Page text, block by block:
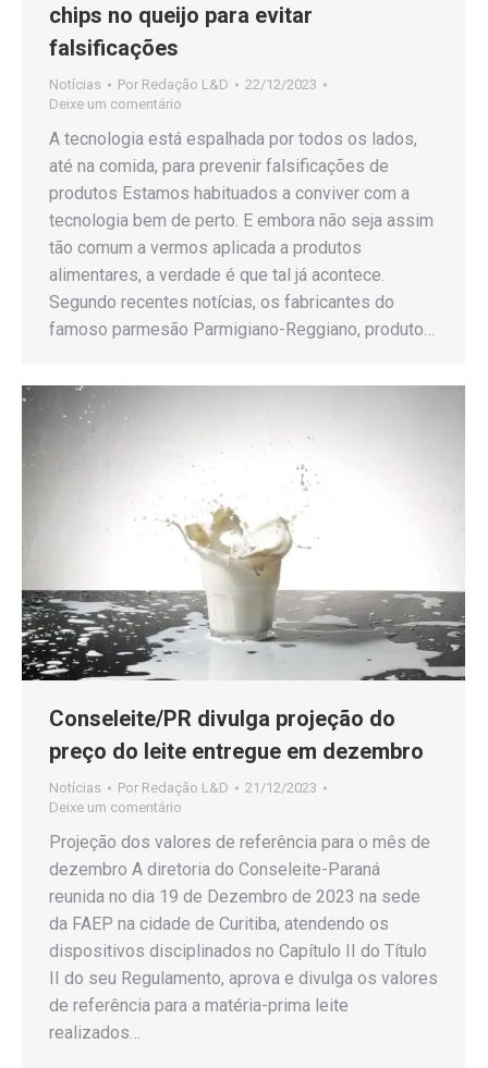
chips no queijo para evitar
falsificações
Notícias Por Redação L&D
22/12/2023
Deixe um comentário
A tecnologia está espalhada por todos os lados,
até na comida, para prevenir falsificações de
produtos Estamos habituados a conviver com a
tecnologia bem de perto. E embora não seja assim
tão comum a vermos aplicada a produtos
alimentares, a verdade é que tal já acontece.
Segundo recentes notícias, os fabricantes do
famoso parmesão Parmigiano-Reggiano, produto…
Conseleite/PR divulga projeção do
preço do leite entregue em dezembro
Notícias Por Redação L&D
21/12/2023
Deixe um comentário
Projeção dos valores de referência para o mês de
dezembro A diretoria do Conseleite-Paraná
reunida no dia 19 de Dezembro de 2023 na sede
da FAEP na cidade de Curitiba, atendendo os
dispositivos disciplinados no Capítulo II do Título
II do seu Regulamento, aprova e divulga os valores
de referência para a matéria-prima leite
realizados…